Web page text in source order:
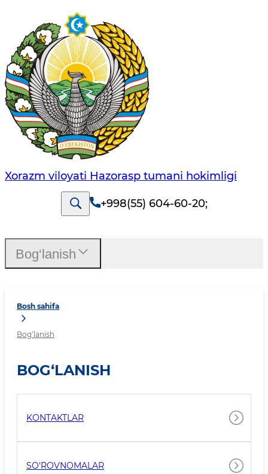
Xorazm viloyati Hazorasp tumani hokimligi
+998(55) 604-60-20;
Bosh sahifa
Bog‘lanish
BOG‘LANISH
KONTAKTLAR
SO'ROVNOMALAR
Bog‘lanish